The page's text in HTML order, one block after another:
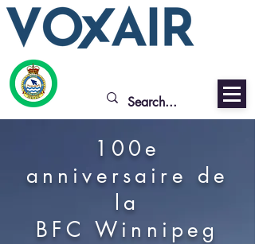
100e
anniversaire de
la
BFC Winnipeg